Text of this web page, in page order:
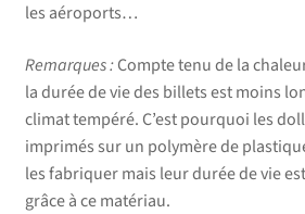
les aéroports…
Remarques :Compte tenu de la
la durée de vie des billets est moins
climat tempéré. C’est pourquoi les
imprimés sur un polymère de
les fabriquer mais leur durée de vie
grâce à ce matériau.